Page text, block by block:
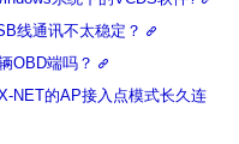
线通讯不太稳定？
OBD端吗？
NET的AP接入点模式长久连